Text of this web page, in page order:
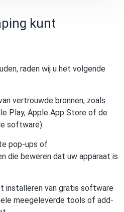
kunt
raden wij u het volgende
vertrouwde bronnen, zoals
Play, Apple App Store of de
software).
pop-ups of
die beweren dat uw apparaat is
installeren van gratis software
meegeleverde tools of add-